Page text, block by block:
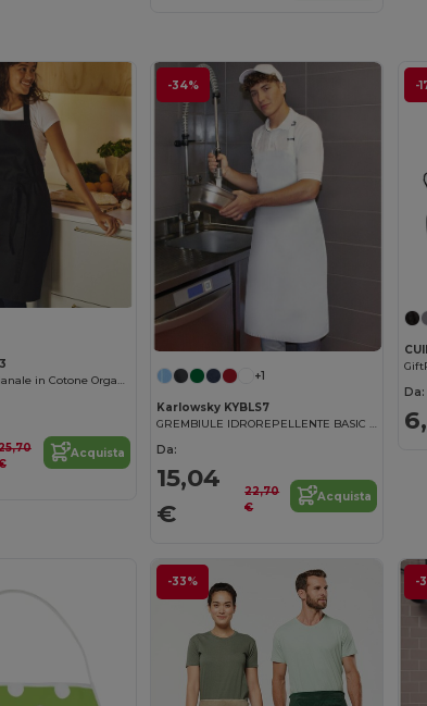
Grembiule Artigianale in Cotone Organico
Acquista
-34%
+1
Karlowsky KYBLS7
GREMBIULE IDROREPELLENTE BASIC CON FIBBIA
Da:
15,04
€
22,70
€
Acquista
-
Da:
-33% -